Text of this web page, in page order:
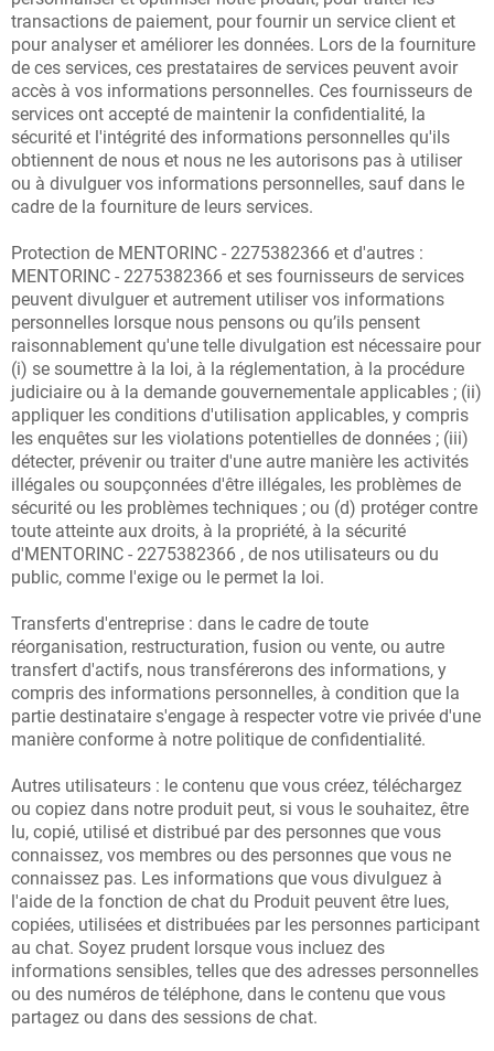
transactions de paiement, pour fournir un service client et
pour analyser et améliorer les données. Lors de la fourniture
de ces services, ces prestataires de services peuvent avoir
accès à vos informations personnelles. Ces fournisseurs de
services ont accepté de maintenir la confidentialité, la
sécurité et l'intégrité des informations personnelles qu'ils
obtiennent de nous et nous ne les autorisons pas à utiliser
ou à divulguer vos informations personnelles, sauf dans le
cadre de la fourniture de leurs services.
Protection de MENTORINC - 2275382366 et d'autres :
MENTORINC - 2275382366 et ses fournisseurs de services
peuvent divulguer et autrement utiliser vos informations
personnelles lorsque nous pensons ou qu’ils pensent
raisonnablement qu'une telle divulgation est nécessaire pour
(i) se soumettre à la loi, à la réglementation, à la procédure
judiciaire ou à la demande gouvernementale applicables ; (ii)
appliquer les conditions d'utilisation applicables, y compris
les enquêtes sur les violations potentielles de données ; (iii)
détecter, prévenir ou traiter d'une autre manière les activités
illégales ou soupçonnées d'être illégales, les problèmes de
sécurité ou les problèmes techniques ; ou (d) protéger contre
toute atteinte aux droits, à la propriété, à la sécurité
d'MENTORINC - 2275382366 , de nos utilisateurs ou du
public, comme l'exige ou le permet la loi.
Transferts d'entreprise : dans le cadre de toute
réorganisation, restructuration, fusion ou vente, ou autre
transfert d'actifs, nous transférerons des informations, y
compris des informations personnelles, à condition que la
partie destinataire s'engage à respecter votre vie privée d'une
manière conforme à notre politique de confidentialité.
Autres utilisateurs : le contenu que vous créez, téléchargez
ou copiez dans notre produit peut, si vous le souhaitez, être
lu, copié, utilisé et distribué par des personnes que vous
connaissez, vos membres ou des personnes que vous ne
connaissez pas. Les informations que vous divulguez à
l'aide de la fonction de chat du Produit peuvent être lues,
copiées, utilisées et distribuées par les personnes participant
au chat. Soyez prudent lorsque vous incluez des
informations sensibles, telles que des adresses personnelles
ou des numéros de téléphone, dans le contenu que vous
partagez ou dans des sessions de chat.